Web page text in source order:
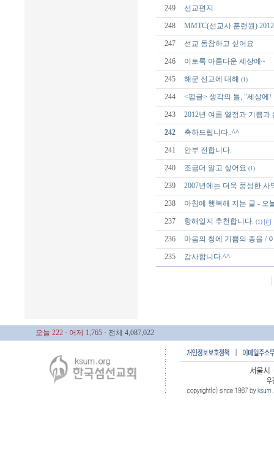
249 선교편지
248 MMTC(선교사 훈련원)
247 선교 동참하고 싶어요
246 이토록 아름다운 세상에~
245 해군 선교에 대해 (1)
244 <펌글> 생각의 틀, "세상에!
243 2012년 여름 열정과 기쁨
242 축하드립니다..^^
241 안부 전합니다.
240 조금더 알고 싶어요 (1)
239 2007년에는 더욱 풍성한
238 아침에 행복해 지는 글 - 오
237 항해일지 추천합니다. (1)
236 마음의 창에 기쁨의 종을 /
235 감사합니다.^^
오늘 222 · 어제 1,765 · 전체 4,087,022